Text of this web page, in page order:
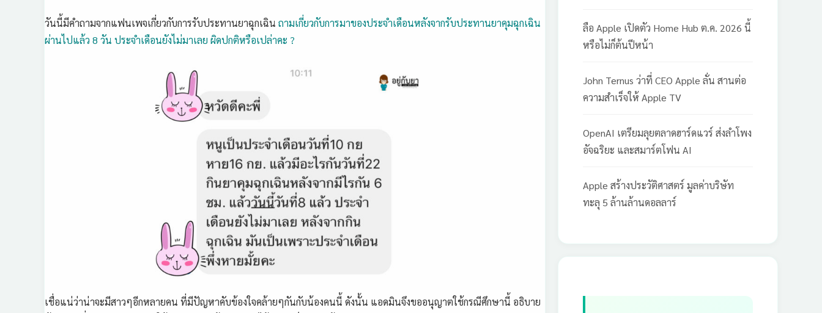
วันนี้มีคำถามจากแฟนเพจเกี่ยวกับการรับประทานยาฉุกเฉิน ถามเกี่ยวกับการมาของประจำเดือนหลังจากรับประทานยาคุมฉุกเฉิน
ผ่านไปแล้ว 8 วัน ประจำเดือนยังไม่มาเลย ผิดปกติหรือเปล่าคะ ?
เชื่อแน่ว่าน่าจะมีสาวๆอีกหลายคน ที่มีปัญหาคับข้องใจคล้ายๆกันกับน้องคนนี้ ดังนั้น แอดมินจึงขออนุญาตใช้กรณีศึกษานี้ อธิบาย
ลือ Apple เปิดตัว Home Hub ต.ค. 2026 นี้
หรือไม่ก็ต้นปีหน้า
John Ternus ว่าที่ CEO Apple ลั่น สานต่อ
ความสำเร็จให้ Apple TV
OpenAI เตรียมลุยตลาดฮาร์ดแวร์ ส่งลำโพง
อัจฉริยะ และสมาร์ตโฟน AI
Apple สร้างประวัติศาสตร์ มูลค่าบริษัท
ทะลุ 5 ล้านล้านดอลลาร์